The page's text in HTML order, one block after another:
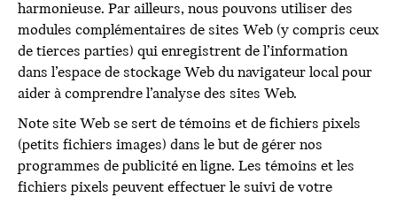
harmonieuse. Par ailleurs, nous pouvons utiliser des
modules complémentaires de sites Web (y compris ceux
de tierces parties) qui enregistrent de l’information
dans l’espace de stockage Web du navigateur local pour
aider à comprendre l’analyse des sites Web.
Note site Web se sert de témoins et de fichiers pixels
(petits fichiers images) dans le but de gérer nos
programmes de publicité en ligne. Les témoins et les
fichiers pixels peuvent effectuer le suivi de votre